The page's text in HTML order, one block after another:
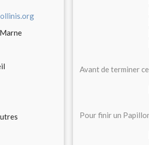
Avant de terminer
Pour finir un